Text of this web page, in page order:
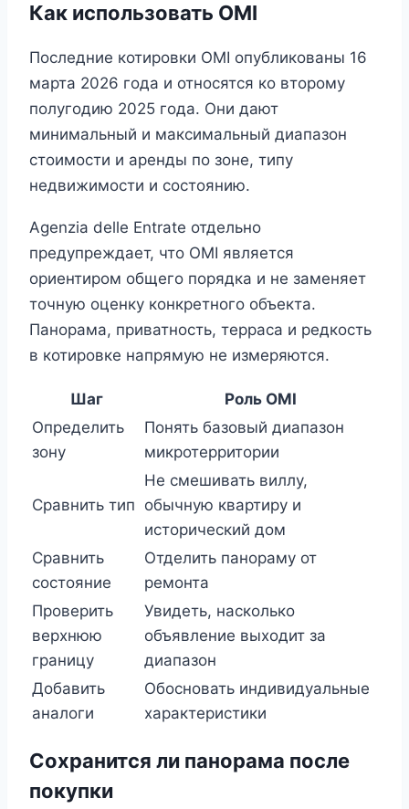
Как использовать OMI
Последние котировки OMI опубликованы 16
марта 2026 года и относятся ко второму
полугодию 2025 года. Они дают
минимальный и максимальный диапазон
стоимости и аренды по зоне, типу
недвижимости и состоянию.
Agenzia delle Entrate отдельно
предупреждает, что OMI является
ориентиром общего порядка и не заменяет
точную оценку конкретного объекта.
Панорама, приватность, терраса и редкость
в котировке напрямую не измеряются.
Шаг
Роль OMI
Определить
зону
Понять базовый диапазон
микротерритории
Сравнить тип
Не смешивать виллу,
обычную квартиру и
исторический дом
Сравнить
состояние
Отделить панораму от
ремонта
Проверить
верхнюю
границу
Увидеть, насколько
объявление выходит за
диапазон
Добавить
аналоги
Обосновать индивидуальные
характеристики
Сохранится ли панорама после
покупки